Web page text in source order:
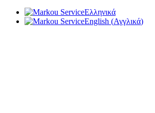
Ελληνικά
English (Αγγλικά)